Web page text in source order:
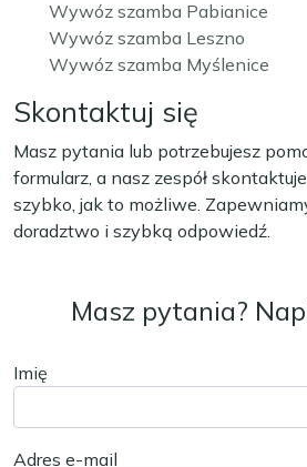
Wywóz szamba Pabianice
Wywóz szamba Leszno
Wywóz szamba Myślenice
Skontaktuj się
Masz pytania lub potrzebujesz
formularz, a nasz zespół
szybko, jak to możliwe.
doradztwo i szybką odpowiedź.
Masz pytania?
Imię
Adres e-mail